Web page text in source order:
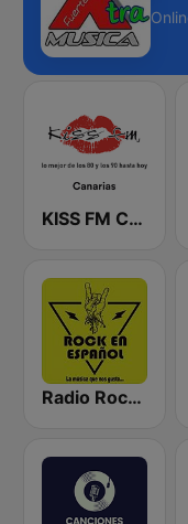
KISS FM Canarias
Radio Rock en Español